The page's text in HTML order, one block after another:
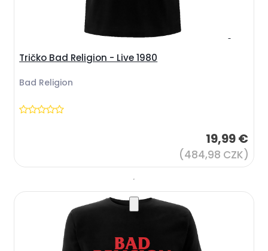
Tričko Bad Religion - Live 1980
Bad Religion
19,99 €
(484,98 CZK)